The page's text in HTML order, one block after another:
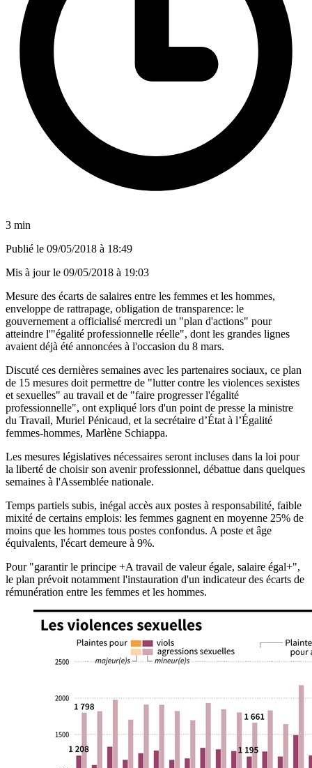
3 min
Publié le 09/05/2018 à 18:49
Mis à jour le 09/05/2018 à 19:03
Mesure des écarts de salaires entre les femmes et les hommes,
enveloppe de rattrapage, obligation de transparence: le
gouvernement a officialisé mercredi un "plan d'actions" pour
atteindre l'"égalité professionnelle réelle", dont les grandes lignes
avaient déjà été annoncées à l'occasion du 8 mars.
Discuté ces dernières semaines avec les partenaires sociaux, ce plan
de 15 mesures doit permettre de "lutter contre les violences sexistes
et sexuelles" au travail et de "faire progresser l'égalité
professionnelle", ont expliqué lors d'un point de presse la ministre
du Travail, Muriel Pénicaud, et la secrétaire d’État à l’Égalité
femmes-hommes, Marlène Schiappa.
Les mesures législatives nécessaires seront incluses dans la loi pour
la liberté de choisir son avenir professionnel, débattue dans quelques
semaines à l'Assemblée nationale.
Temps partiels subis, inégal accès aux postes à responsabilité, faible
mixité de certains emplois: les femmes gagnent en moyenne 25% de
moins que les hommes tous postes confondus. A poste et âge
équivalents, l'écart demeure à 9%.
Pour "garantir le principe +A travail de valeur égale, salaire égal+",
le plan prévoit notamment l'instauration d'un indicateur des écarts de
rémunération entre les femmes et les hommes.